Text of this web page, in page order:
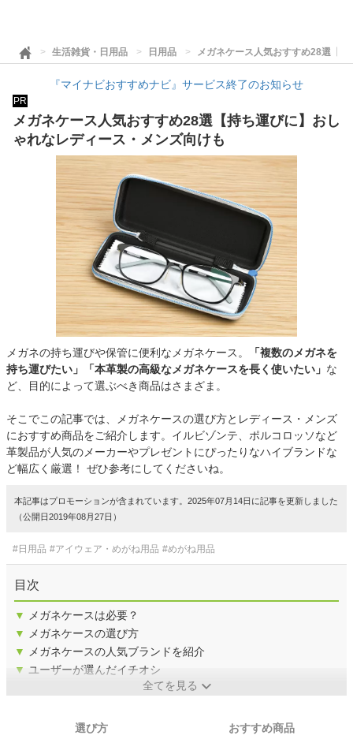
生活雑貨・日用品 日用品 メガネケース人気おすすめ28選【
『マイナビおすすめナビ』サービス終了のお知らせ
PR
メガネケース人気おすすめ28選【持ち運びに】おし
ゃれなレディース・メンズ向けも
メガネの持ち運びや保管に便利なメガネケース。
「複数のメガネを
持ち運びたい」「本革製の高級なメガネケースを長く使いたい」 な
ど、目的によって選ぶべき商品はさまざま。
そこでこの記事では、メガネケースの選び方とレディース・メンズ
におすすめ商品をご紹介します。イルビゾンテ、ポルコロッソなど
革製品が人気のメーカーやプレゼントにぴったりなハイブランドな
ど幅広く厳選！ ぜひ参考にしてくださいね。
本記事はプロモーションが含まれています。2025年07月14日に記事を更新しました
（公開日2019年08月27日）
#日用品 #アイウェア・めがね用品 #めがね用品
目次
▼
メガネケースは必要？
▼
メガネケースの選び方
▼
メガネケースの人気ブランドを紹介
▼ ユーザーが選んだイチオシ
全てを見る
選び方 おすすめ商品